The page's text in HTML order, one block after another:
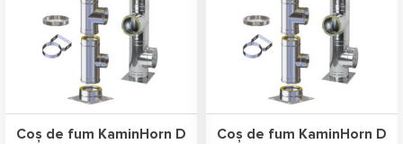
Coș de fum KaminHorn D
Coș de fum KaminHorn D